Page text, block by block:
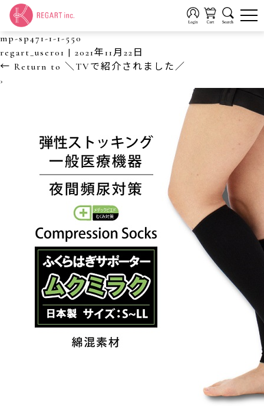
mp-sp471-1-1-550
regart_user01 | 2021年11月22日
← Return to ＼TVで紹介されました／
›